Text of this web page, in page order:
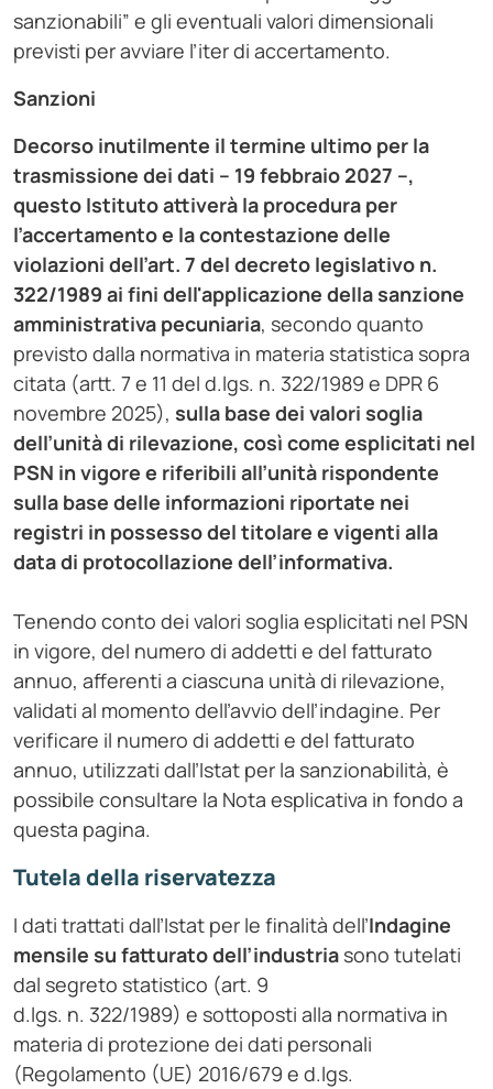
sanzionabili” e gli eventuali valori dimensionali
previsti per avviare l’iter di accertamento.
Sanzioni
Decorso inutilmente il termine ultimo per la
trasmissione dei dati – 19 febbraio 2027 –,
questo Istituto attiverà la procedura per
l’accertamento e la contestazione delle
violazioni dell’art. 7 del decreto legislativo n.
322/1989 ai fini dell'applicazione della sanzione
amministrativa pecuniaria, secondo quanto
previsto dalla normativa in materia statistica sopra
citata (artt. 7 e 11 del d.lgs. n. 322/1989 e DPR 6
novembre 2025), sulla base dei valori soglia
dell’unitàdi rilevazione, così come esplicitati nel
PSN in vigore e riferibili all’unità rispondente
sulla base delle informazioni riportate nei
registri in possesso del titolare e vigenti alla
data di protocollazione dell’informativa.
Tenendo conto dei valori soglia esplicitati nel PSN
in vigore, del numero di addetti e del fatturato
annuo, afferenti a ciascuna unità di rilevazione,
validati al momento dell’avvio dell’indagine. Per
verificare il numero di addetti e del fatturato
annuo, utilizzati dall’Istat per la sanzionabilità, è
possibile consultare la Nota esplicativa in fondo a
questa pagina.
Tutela della riservatezza
I dati trattati dall’Istat per le finalità dell’Indagine
mensile su fatturato dell’industria sono tutelati
dal segreto statistico (art. 9
d.lgs. n. 322/1989) e sottoposti alla normativa in
materia di protezione dei dati personali
(Regolamento (UE) 2016/679 e d.lgs.